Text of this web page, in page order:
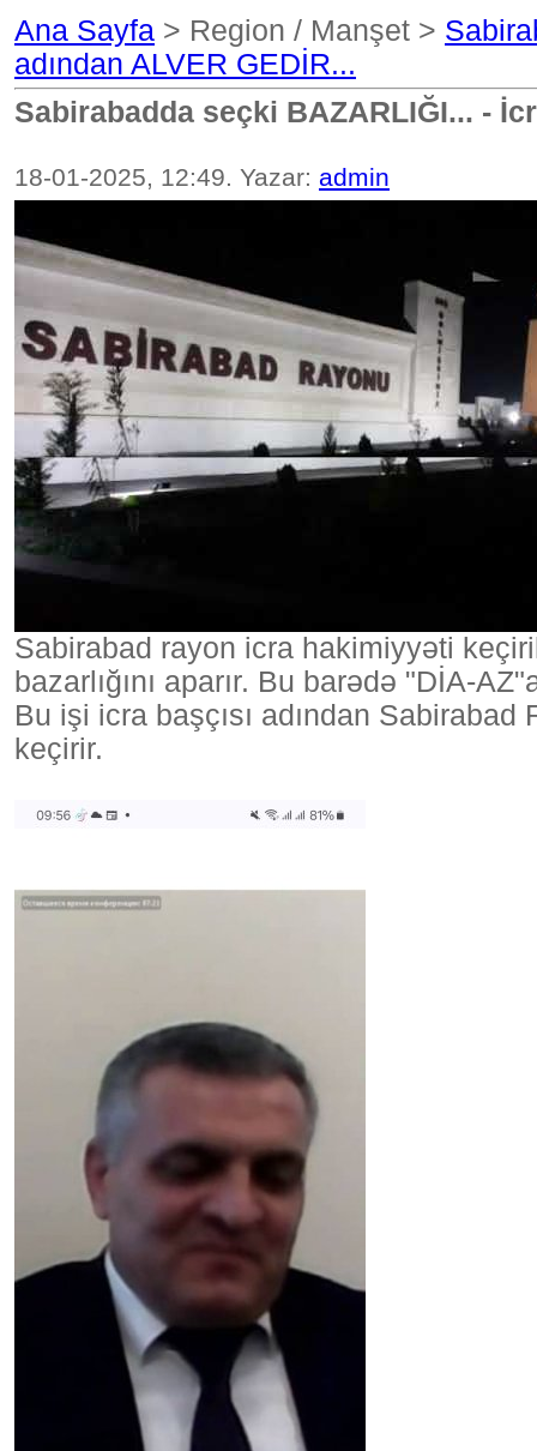
Ana Sayfa > Region / Manşet >
adından ALVER GEDİR...
Sabirabadda seçki BAZARLIĞI... -
18-01-2025, 12:49. Yazar: admin
Sabirabad rayon icra hakimiyyəti
bazarlığını aparır. Bu barədə "DİA-
Bu işi icra başçısı adından
keçirir.